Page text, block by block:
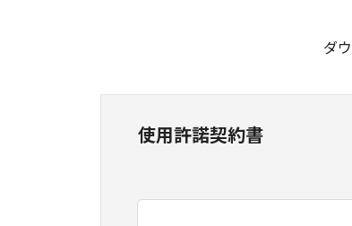
ダ
使用許諾契約書